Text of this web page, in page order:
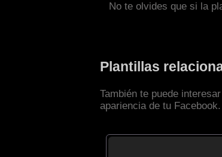
No te olvides que si la
Plantillas
También te puede
apariencia de tu Facebook.